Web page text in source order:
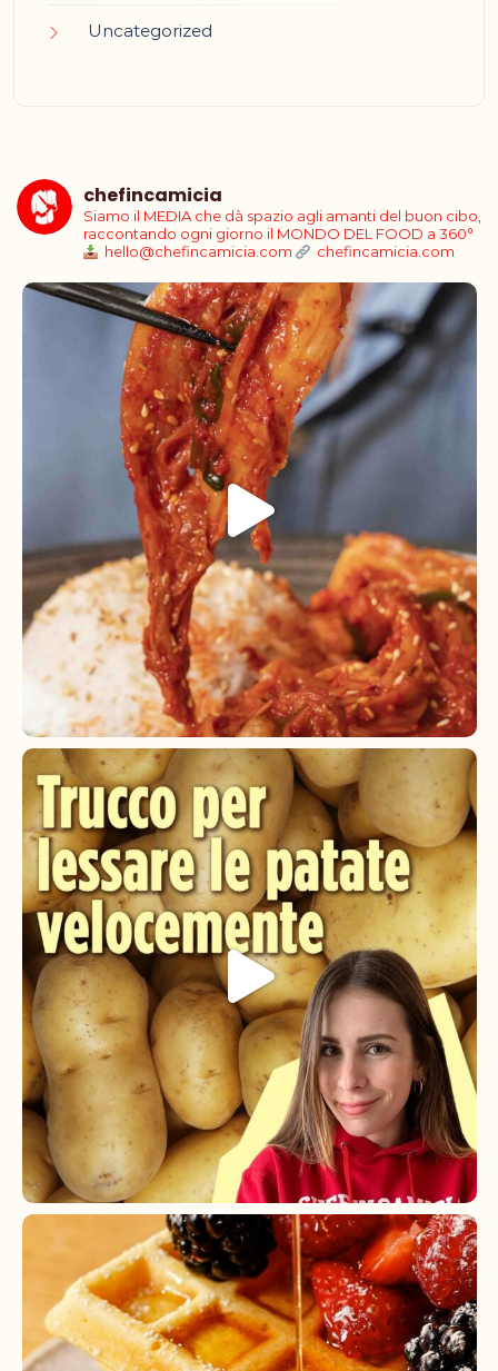
Uncategorized
chefincamicia
Siamo il MEDIA che dà spazio agli amanti del buon cibo,
raccontando ogni giorno il MONDO DEL FOOD a 360°
hello@chefincamicia.com
chefincamicia.com